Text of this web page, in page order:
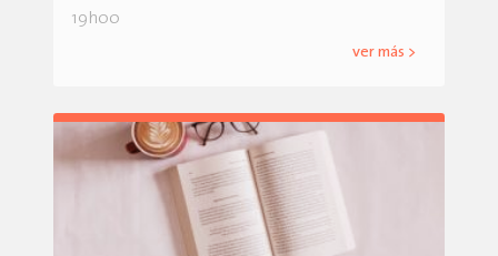
19h00
ver más >